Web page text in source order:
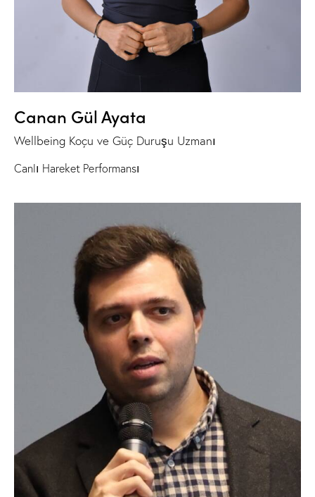
Canan Gül Ayata
Wellbeing Koçu ve Güç Duruşu Uzmanı
Canlı Hareket Performansı